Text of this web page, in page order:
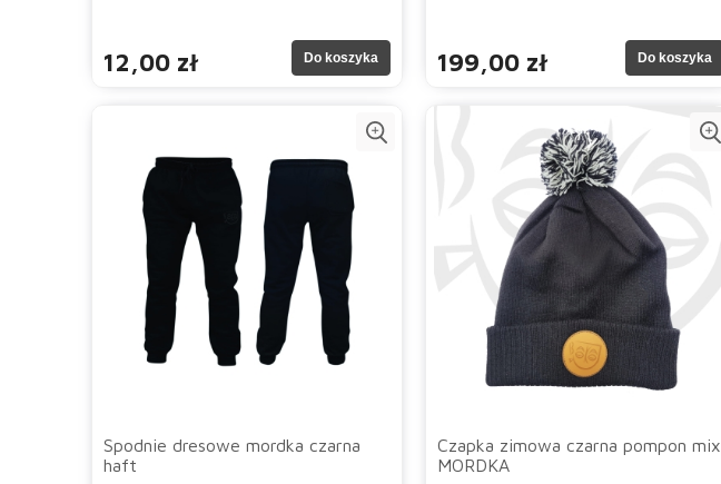
12,00 zł Do koszyka 199,00 zł Do koszyka
Spodnie dresowe mordka czarna
haft
Czapka zimowa czarna pompon mix
MORDKA